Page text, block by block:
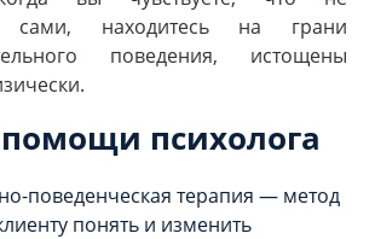
сами, находитесь на грани
поведения, истощены
психолога
поведенческая терапия — метод
понять и изменить